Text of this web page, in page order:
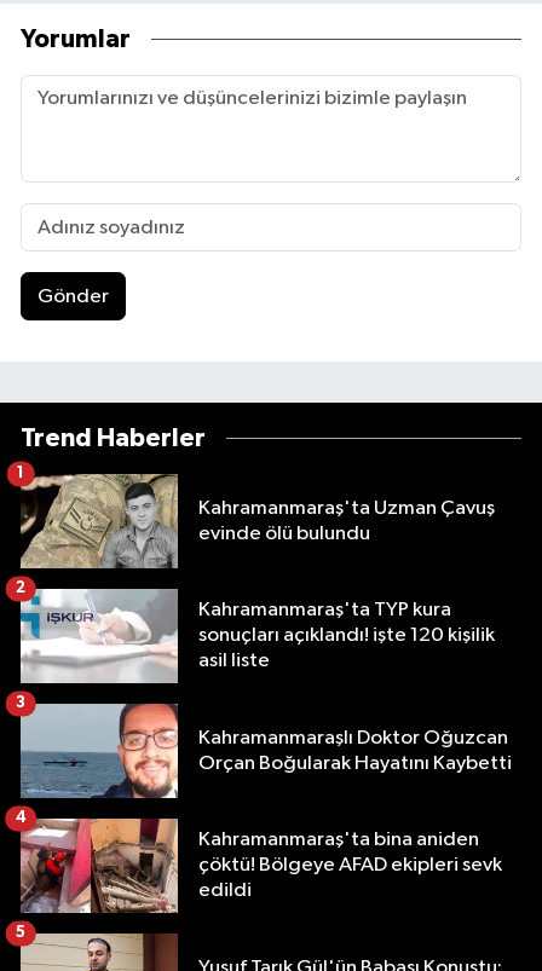
Yorumlar
Gönder
Trend Haberler
Kahramanmaraş'ta Uzman Çavuş
evinde ölü bulundu
1
Kahramanmaraş'ta TYP kura
sonuçları açıklandı! işte 120 kişilik
asil liste
2
Kahramanmaraşlı Doktor Oğuzcan
Orçan Boğularak Hayatını Kaybetti
3
Kahramanmaraş'ta bina aniden
çöktü! Bölgeye AFAD ekipleri sevk
edildi
4
5